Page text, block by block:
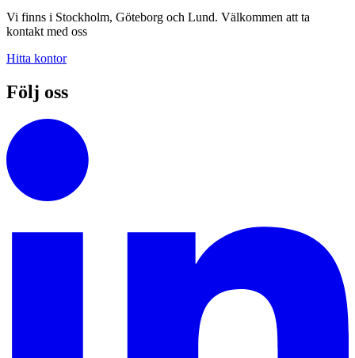
Vi finns i Stockholm, Göteborg och Lund. Välkommen att ta
kontakt med oss
Hitta kontor
Följ oss